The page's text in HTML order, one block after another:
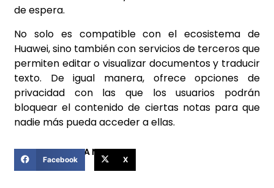
de espera.
No solo es compatible con el ecosistema de
Huawei, sino también con servicios de terceros que
permiten editar o visualizar documentos y traducir
texto. De igual manera, ofrece opciones de
privacidad con las que los usuarios podrán
bloquear el contenido de ciertas notas para que
nadie más pueda acceder a ellas.
COMPARTIR ESTA NOTICIA
Facebook X